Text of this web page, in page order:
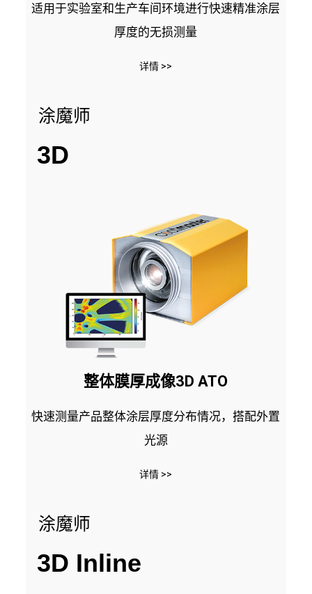
适用于实验室和生产车间环境进行快速精准涂层
厚度的无损测量
详情 >>
涂魔师
3D
整体膜厚成像3D ATO
快速测量产品整体涂层厚度分布情况，搭配外置
光源
详情 >>
涂魔师
3D Inline